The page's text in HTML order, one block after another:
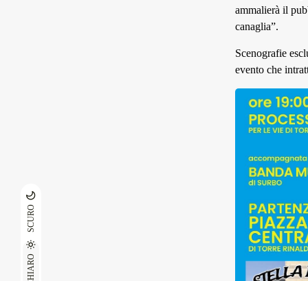
CHIARO
SCURO
ammalierà il
canaglia”.
Scenografie
evento che